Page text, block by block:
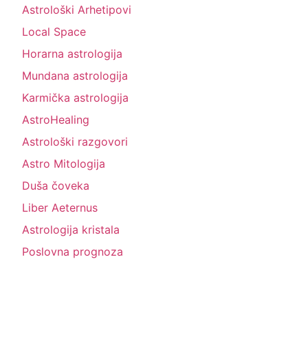
Astrološki Arhetipovi
Local Space
Horarna astrologija
Mundana astrologija
Karmička astrologija
AstroHealing
Astrološki razgovori
Astro Mitologija
Duša čoveka
Liber Aeternus
Astrologija kristala
Poslovna prognoza